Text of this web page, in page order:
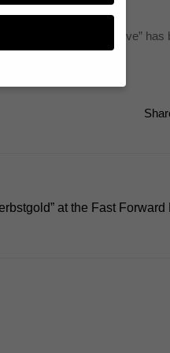
Comrades! Interactive” has
at the Fast
ganzen Kategorien
erforderlich.